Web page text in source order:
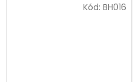
Kód: BH016